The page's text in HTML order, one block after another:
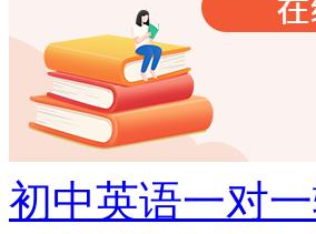
初中英语一对